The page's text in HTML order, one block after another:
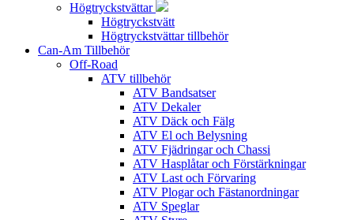
Högtryckstvättar
Högtryckstvätt
Högtryckstvättar tillbehör
Can-Am Tillbehör
Off-Road
ATV tillbehör
ATV Bandsatser
ATV Dekaler
ATV Däck och Fälg
ATV El och Belysning
ATV Fjädringar och Chassi
ATV Hasplåtar och Förstärkningar
ATV Last och Förvaring
ATV Plogar och Fästanordningar
ATV Speglar